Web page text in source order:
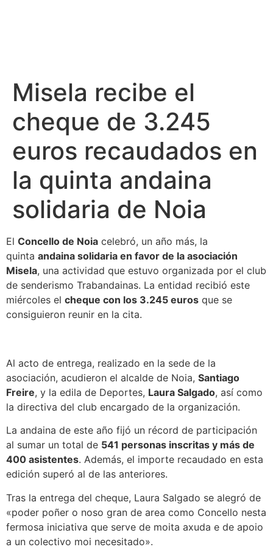
Misela recibe el
cheque de 3.245
euros recaudados en
la quinta andaina
solidaria de Noia
El Concello de Noia celebró, un año más, la
quinta andaina solidaria en favor de la asociación
Misela, una actividad que estuvo organizada por el club
de senderismo Trabandainas. La entidad recibió este
miércoles el cheque con los 3.245 euros que se
consiguieron reunir en la cita.
Al acto de entrega, realizado en la sede de la
asociación, acudieron el alcalde de Noia, Santiago
Freire, y la edila de Deportes, Laura Salgado, así como
la directiva del club encargado de la organización.
La andaina de este año fijó un récord de participación
al sumar un total de 541 personas inscritas y más de
400 asistentes. Además, el importe recaudado en esta
edición superó al de las anteriores.
Tras la entrega del cheque, Laura Salgado se alegró de
«poder poñer o noso gran de area como Concello nesta
fermosa iniciativa que serve de moita axuda e de apoio
a un colectivo moi necesitado».